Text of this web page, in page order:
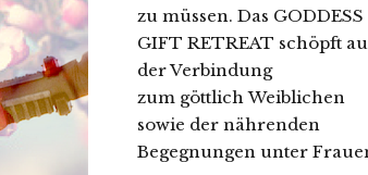
zu müssen. Das GODDESS
GIFT RETREAT schöpft
der Verbindung
zum göttlich Weiblichen
sowie der nährenden
Begegnungen unter